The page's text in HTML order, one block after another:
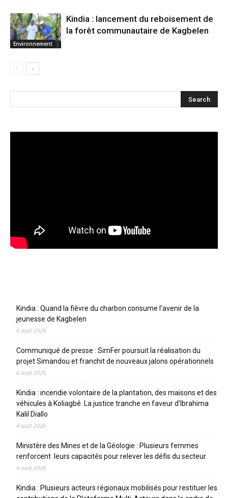
Environnement
Kindia : lancement du reboisement de
la forêt communautaire de Kagbelen
Kindia : Quand la fièvre du charbon consume l’avenir de la
jeunesse de Kagbelen
6 août 2026
Communiqué de presse : SimFer poursuit la réalisation du
projet Simandou et franchit de nouveaux jalons opérationnels
6 août 2026
Kindia : incendie volontaire de la plantation, des maisons et des
véhicules à Koliagbé. La justice tranche en faveur d’Ibrahima
Kalil Diallo
4 août 2026
Ministère des Mines et de la Géologie : Plusieurs femmes
renforcent leurs capacités pour relever les défis du secteur
4 août 2026
Kindia : Plusieurs acteurs régionaux mobilisés pour restituer les